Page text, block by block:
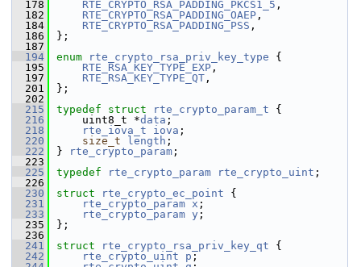
  178
RTE_CRYPTO_RSA_PADDING_PKCS1_5 ,
  182
RTE_CRYPTO_RSA_PADDING_OAEP ,
  184
RTE_CRYPTO_RSA_PADDING_PSS ,
  186
};
  187
  194
enum rte_crypto_rsa_priv_key_type {
  195
RTE_RSA_KEY_TYPE_EXP ,
  197
RTE_RSA_KEY_TYPE_QT ,
  201
};
  202
  215
typedef struct rte_crypto_param_t {
  216
    uint8_t *
data ;
  218
rte_iova_t iova ;
  220
size_t length ;
  222
} rte_crypto_param ;
  223
  225
typedef rte_crypto_param rte_crypto_uint ;
  226
  230
struct rte_crypto_ec_point {
  231
rte_crypto_param x ;
  233
rte_crypto_param y ;
  235
};
  236
  241
struct rte_crypto_rsa_priv_key_qt {
  242
rte_crypto_uint p ;